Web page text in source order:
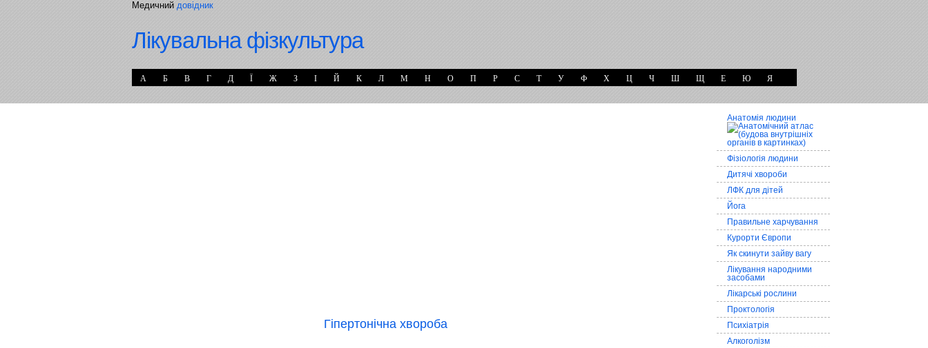
Медичнийдовідник
Лікувальна фізкультура
А Б В Г Д Ї Ж З І Й К Л М Н О П Р С Т У Ф Х Ц Ч Ш Щ Е Ю Я
Гіпертонічна хвороба
Анатомія людини
Фізіологія людини
Дитячі хвороби
ЛФК для дітей
Йога
Правильне харчування
Курорти Європи
Як скинути зайву вагу
Лікування народними
засобами
Лікарські рослини
Проктологія
Психіатрія
Алкоголізм